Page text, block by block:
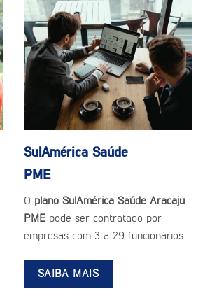
SulAmérica Saúde
PME
O plano SulAmérica Saúde Aracaju
PME pode ser contratado por
empresas com 3 a 29 funcionários.
SAIBA MAIS